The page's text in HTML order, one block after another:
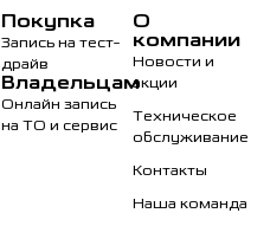
Покупка
Запись на тест-
драйв
Владельцам
Онлайн запись
на ТО и сервис
О
компании
Новости и
акции
Техническое
обслуживание
Контакты
Наша команда